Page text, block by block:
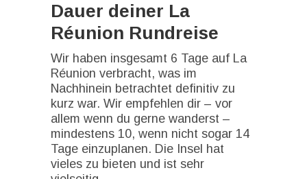
Dauer deiner La
Réunion Rundreise
Wir haben insgesamt 6 Tage auf La
Réunion verbracht, was im
Nachhinein betrachtet definitiv zu
kurz war. Wir empfehlen dir – vor
allem wenn du gerne wanderst –
mindestens 10, wenn nicht sogar 14
Tage einzuplanen. Die Insel hat
vieles zu bieten und ist sehr